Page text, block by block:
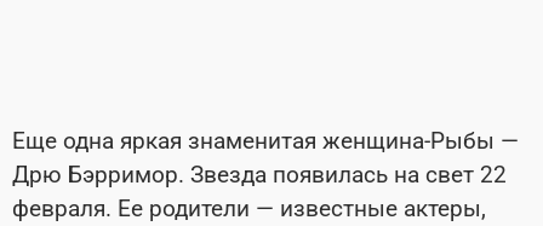
Еще одна яркая знаменитая женщина-Рыбы —
Дрю Бэрримор. Звезда появилась на свет 22
февраля. Ее родители — известные актеры,